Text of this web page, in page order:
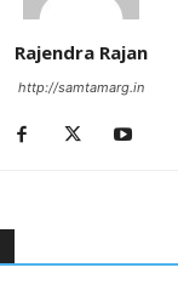
Rajendra Rajan
http://samtamarg.in